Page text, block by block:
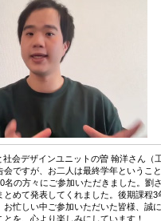
会デザインユニットの曽 翰洋さん（工
ですが、お二人は最終学年というこ
の方々にご参加いただきました。劉
めて発表してくれました。後期課程3
忙しい中ご参加いただいた皆様、誠
を、心より楽しみにしています！